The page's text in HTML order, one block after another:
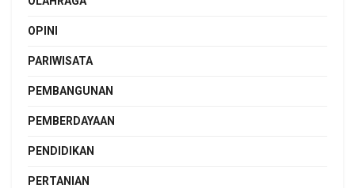
OPINI
PARIWISATA
PEMBANGUNAN
PEMBERDAYAAN
PENDIDIKAN
PERTANIAN